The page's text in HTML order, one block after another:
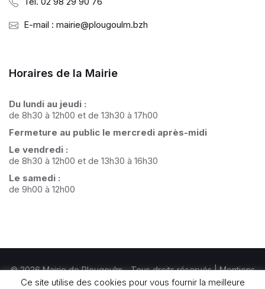
E-mail : mairie@plougoulm.bzh
Horaires de la Mairie
Du lundi au jeudi :
de 8h30 à 12h00 et de 13h30 à 17h00
Fermeture au public le mercredi après-midi
Le vendredi :
de 8h30 à 12h00 et de 13h30 à 16h30
Le samedi :
de 9h00 à 12h00
© 2026 Mairie de Plougoulm - Tous droits réservés |Mentions
légales |Politique de confidentialité|Gérer mes cookies.
Ce site utilise des cookies pour vous fournir la meilleure